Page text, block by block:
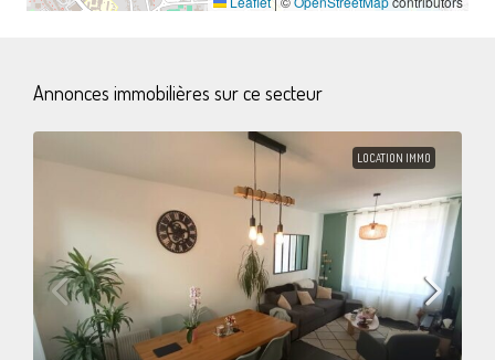
Annonces immobilières sur ce secteur
LOCATION IMMO